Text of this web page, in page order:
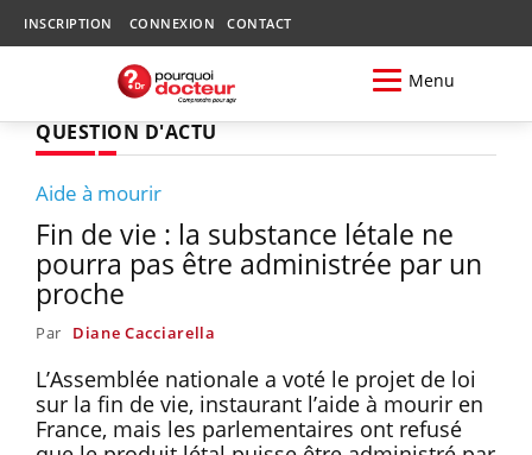
INSCRIPTION CONNEXION CONTACT
Menu
QUESTION D'ACTU
Aide à mourir
Fin de vie : la substance létale ne
pourra pas être administrée par un
proche
Par Diane Cacciarella
L’Assemblée nationale a voté le projet de loi
sur la fin de vie, instaurant l’aide à mourir en
France, mais les parlementaires ont refusé